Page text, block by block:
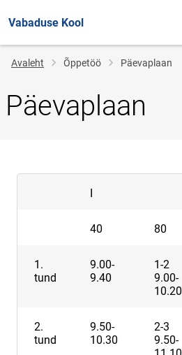
Vabaduse Kool
Jälglink
Avaleht Õppetöö Päevaplaan
Päevaplaan
I
40 80
1.
tund
9.00-
9.40
1-2
9.00-
10.20
2.
tund
9.50-
10.30
2-3
9.50-